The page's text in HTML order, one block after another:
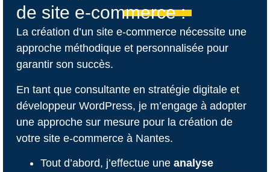
de site e-commerce :
La création d’un site e-commerce nécessite une
approche méthodique et personnalisée pour
garantir son succès.
En tant que consultante en stratégie digitale et
développeur WordPress, je m’engage à adopter
une approche sur mesure pour la création de
votre site e-commerce à Nantes.
Tout d’abord, j’effectue une analyse